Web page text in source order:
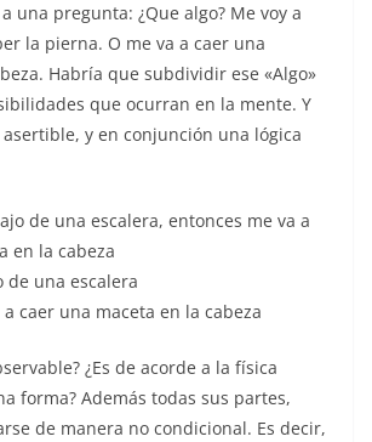
una pregunta: ¿Que algo? Me voy a
la pierna. O me va a caer una
Habría que subdividir ese «Algo»
que ocurran en la mente. Y
y en conjunción una lógica
de una escalera, entonces me va a
en la cabeza
de una escalera
caer una maceta en la cabeza
¿Es de acorde a la física
forma? Además todas sus partes,
de manera no condicional. Es decir,